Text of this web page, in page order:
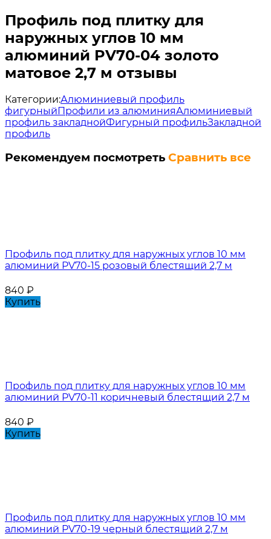
Профиль под плитку для
наружных углов 10 мм
алюминий PV70-04 золото
матовое 2,7 м отзывы
Категории:Алюминиевый профиль
фигурныйПрофили из алюминияАлюминиевый
профиль закладнойФигурный профильЗакладной
профиль
Рекомендуем посмотреть Сравнить все
Профиль под плитку для наружных углов 10 мм
алюминий PV70-15 розовый блестящий 2,7 м
840 ₽
Купить
Профиль под плитку для наружных углов 10 мм
алюминий PV70-11 коричневый блестящий 2,7 м
840 ₽
Купить
Профиль под плитку для наружных углов 10 мм
алюминий PV70-19 черный блестящий 2,7 м